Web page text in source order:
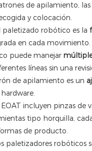
de apilamiento, las
y colocación.
paletizado robótico es la
en cada movimiento.
puede manejar
líneas sin una
de apilamiento es un
incluyen pinzas de
tipo horquilla,
de producto.
paletizadores robóticos